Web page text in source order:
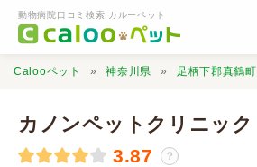
動物病院口コミ検索 カルーペット
Calooペット 神奈川県 足柄下郡真鶴町
カノンペットクリニック
3.87 ？